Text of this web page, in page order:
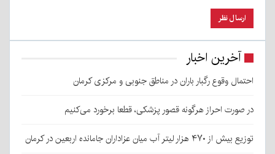
آخرین اخبار
احتمال وقوع رگبار باران در مناطق جنوبی و مرکزی کرمان
در صورت احراز هرگونه قصور پزشکی، قطعا برخورد می‌کنیم
توزیع بیش از ۴۷۰ هزار لیتر آب میان عزاداران جامانده اربعین در کرمان